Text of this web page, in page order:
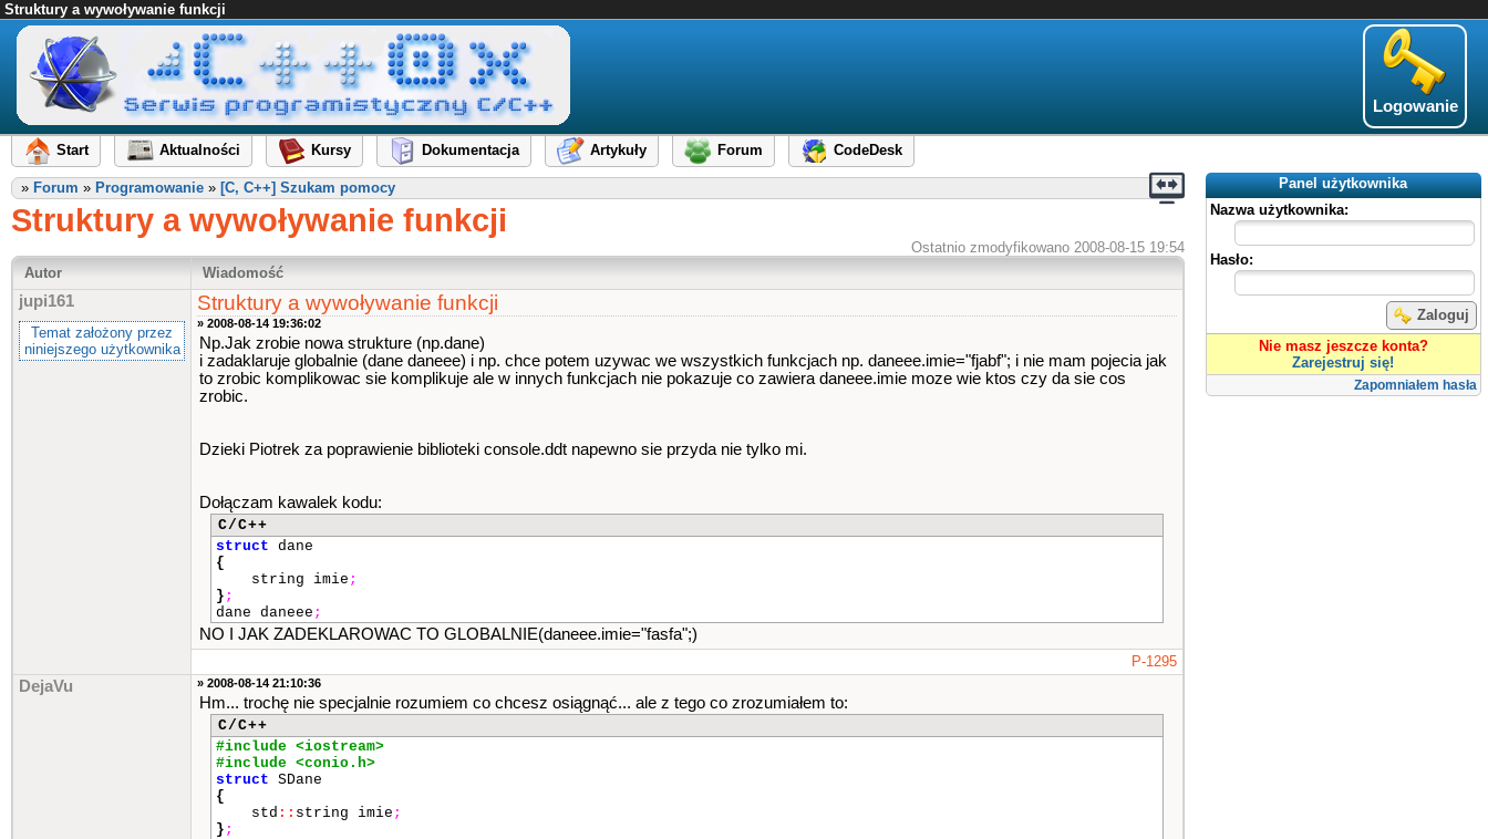
Struktury a wywoływanie funkcji
Logowanie
Start Aktualności Kursy Dokumentacja Artykuły Forum
CodeDesk
Panel użytkownika
Nazwa użytkownika:
Hasło:
Zaloguj
Nie masz jeszcze konta?
Zarejestruj się!
Zapomniałem hasła
» Forum » Programowanie » [C, C++] Szukam pomocy
Struktury a wywoływanie funkcji
Ostatnio zmodyfikowano 2008-08-15 19:54
Autor
Wiadomość
jupi161
Temat założony przez
niniejszego użytkownika
Struktury a wywoływanie funkcji
» 2008-08-14 19:36:02
Np.Jak zrobie nowa strukture (np.dane)
i zadaklaruje globalnie (dane daneee) i np. chce potem uzywac we wszystkich funkcjach np. daneee.imie="fjabf"; i nie mam pojecia jak
to zrobic komplikowac sie komplikuje ale w innych funkcjach nie pokazuje co zawiera daneee.imie moze wie ktos czy da sie cos
zrobic.
Dzieki Piotrek za poprawienie biblioteki console.ddt napewno sie przyda nie tylko mi.
Dołączam kawalek kodu:
C/C++
struct dane
{
string imie ;
} ;
dane daneee ;
NO I JAK ZADEKLAROWAC TO GLOBALNIE(daneee.imie="fasfa";)
P-1295
DejaVu » 2008-08-14 21:10:36
Hm... trochę nie specjalnie rozumiem co chcesz osiągnąć... ale z tego co zrozumiałem to:
C/C++
#include <iostream>
#include <conio.h>
struct SDane
{
std :: string imie ;
} ;